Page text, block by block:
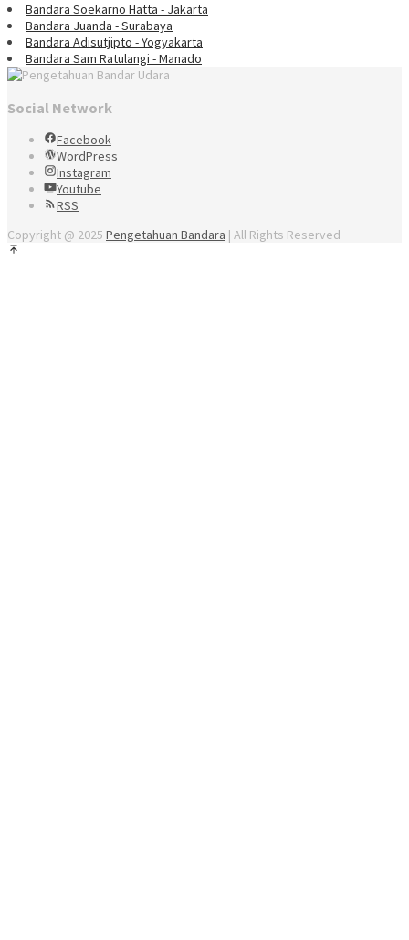
Bandara Soekarno Hatta - Jakarta
Bandara Juanda - Surabaya
Bandara Adisutjipto - Yogyakarta
Bandara Sam Ratulangi - Manado
Social Network
Facebook
WordPress
Instagram
Youtube
RSS
Copyright @ 2025 Pengetahuan Bandara | All Rights Reserved